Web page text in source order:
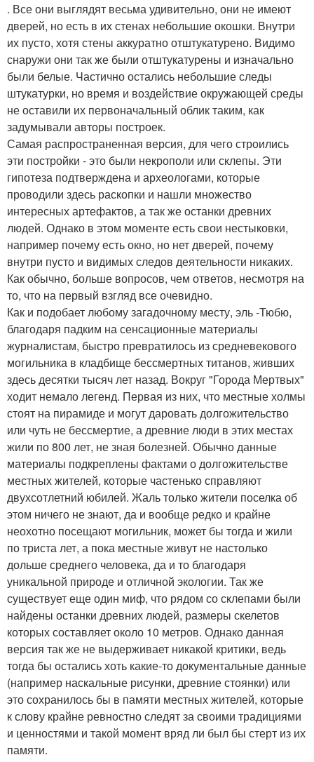
. Все они выглядят весьма удивительно, они не имеют
дверей, но есть в их стенах небольшие окошки. Внутри
их пусто, хотя стены аккуратно отштукатурено. Видимо
снаружи они так же были отштукатурены и изначально
были белые. Частично остались небольшие следы
штукатурки, но время и воздействие окружающей среды
не оставили их первоначальный облик таким, как
задумывали авторы построек.
Самая распространенная версия, для чего строились
эти постройки - это были некрополи или склепы. Эти
гипотеза подтверждена и археологами, которые
проводили здесь раскопки и нашли множество
интересных артефактов, а так же останки древних
людей. Однако в этом моменте есть свои нестыковки,
например почему есть окно, но нет дверей, почему
внутри пусто и видимых следов деятельности никаких.
Как обычно, больше вопросов, чем ответов, несмотря на
то, что на первый взгляд все очевидно.
Как и подобает любому загадочному месту, эль -Тюбю,
благодаря падким на сенсационные материалы
журналистам, быстро превратилось из средневекового
могильника в кладбище бессмертных титанов, живших
здесь десятки тысяч лет назад. Вокруг "Города Мертвых"
ходит немало легенд. Первая из них, что местные холмы
стоят на пирамиде и могут даровать долгожительство
или чуть не бессмертие, а древние люди в этих местах
жили по 800 лет, не зная болезней. Обычно данные
материалы подкреплены фактами о долгожительстве
местных жителей, которые частенько справляют
двухсотлетний юбилей. Жаль только жители поселка об
этом ничего не знают, да и вообще редко и крайне
неохотно посещают могильник, может бы тогда и жили
по триста лет, а пока местные живут не настолько
дольше среднего человека, да и то благодаря
уникальной природе и отличной экологии. Так же
существует еще один миф, что рядом со склепами были
найдены останки древних людей, размеры скелетов
которых составляет около 10 метров. Однако данная
версия так же не выдерживает никакой критики, ведь
тогда бы остались хоть какие-то документальные данные
(например наскальные рисунки, древние стоянки) или
это сохранилось бы в памяти местных жителей, которые
к слову крайне ревностно следят за своими традициями
и ценностями и такой момент вряд ли был бы стерт из их
памяти.